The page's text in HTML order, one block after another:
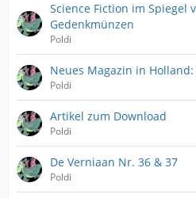
Science Fiction im Spiegel
Gedenkmünzen
Poldi
Neues Magazin in Holland:
Poldi
Artikel zum Download
Poldi
De Verniaan Nr. 36 & 37
Poldi